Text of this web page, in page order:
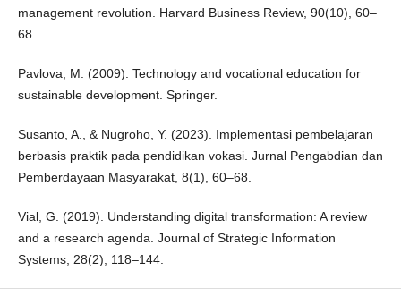
management revolution. Harvard Business Review, 90(10), 60–
68.
Pavlova, M. (2009). Technology and vocational education for
sustainable development. Springer.
Susanto, A., & Nugroho, Y. (2023). Implementasi pembelajaran
berbasis praktik pada pendidikan vokasi. Jurnal Pengabdian dan
Pemberdayaan Masyarakat, 8(1), 60–68.
Vial, G. (2019). Understanding digital transformation: A review
and a research agenda. Journal of Strategic Information
Systems, 28(2), 118–144.